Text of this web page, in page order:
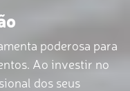
poderosa para
Ao investir no
dos seus